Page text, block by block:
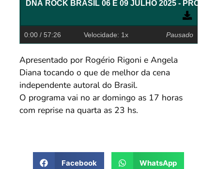
0:00 / 57:26 Velocidade: 1x Pausado
Apresentado por Rogério Rigoni e Angela
Diana tocando o que de melhor da cena
independente autoral do Brasil.
O programa vai no ar domingo as 17 horas
com reprise na quarta as 23 hs.
Facebook WhatsApp